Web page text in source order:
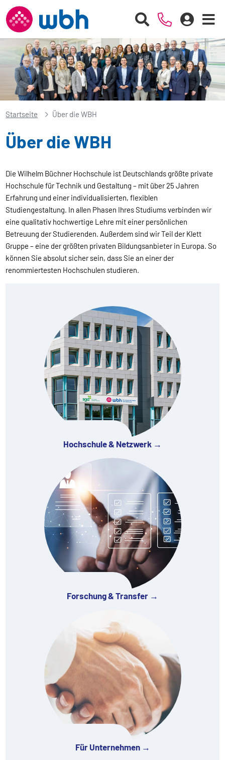
Startseite Über die WBH
Über die WBH
Die Wilhelm Büchner Hochschule ist Deutschlands größte private
Hochschule für Technik und Gestaltung – mit über 25 Jahren
Erfahrung und einer individualisierten, flexiblen
Studiengestaltung. In allen Phasen Ihres Studiums verbinden wir
eine qualitativ hochwertige Lehre mit einer persönlichen
Betreuung der Studierenden. Außerdem sind wir Teil der Klett
Gruppe – eine der größten privaten Bildungsanbieter in Europa. So
können Sie absolut sicher sein, dass Sie an einer der
renommiertesten Hochschulen studieren.
Hochschule & Netzwerk →
Forschung & Transfer →
Für Unternehmen →